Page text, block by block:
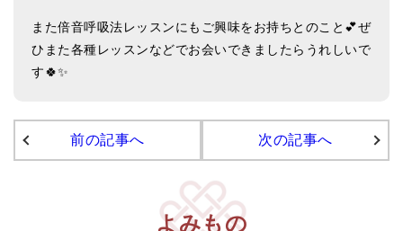
チベット・マントラ・ヒーリングCD
シンギングボウル講座
●初級講座
また倍音呼吸法レッスンにもご興味をお持ちとのこと💕ぜ
ひまた各種レッスンなどでお会いできましたらうれしいで
す🍀✨
前の記事へ 次の記事へ
よみもの